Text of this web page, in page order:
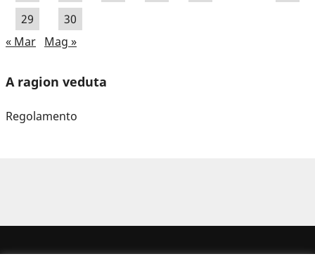
29
30
« Mar Mag »
A ragion veduta
Regolamento